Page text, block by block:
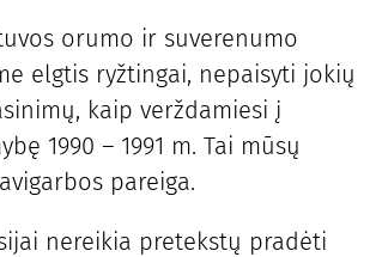
orumo ir suverenumo
elgtis ryžtingai, nepaisyti jokių
kaip verždamiesi į
1990 – 1991 m. Tai mūsų
pareiga.
nereikia pretekstų pradėti